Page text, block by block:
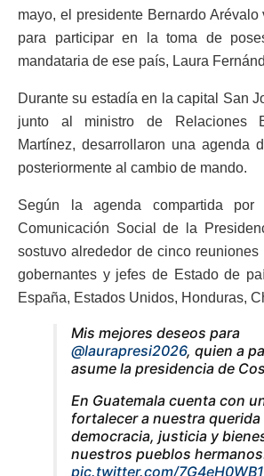
mayo, el presidente Bernardo
para participar en la toma de
mandataria de ese país, Laura
Durante su estadía en la capital San
junto al ministro de Relaciones
Martínez, desarrollaron una agenda
posteriormente al cambio de mando.
Según la agenda compartida
Comunicación Social de la
sostuvo alrededor de cinco
gobernantes y jefes de Estado de
España, Estados Unidos, Honduras,
Mis mejores deseos para
@laurapresi2026, quien a
asume la presidencia de
En Guatemala cuenta con
fortalecer a nuestra
democracia, justicia y
nuestros pueblos
pic.twitter.com/